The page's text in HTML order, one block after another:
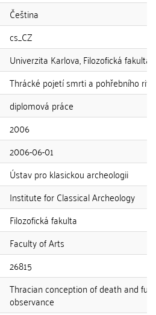
Čeština
cs_CZ
Univerzita Karlova, Filozofická fakulta
Thrácké pojetí smrti a pohřebního ritu
diplomová práce
2006
2006-06-01
Ústav pro klasickou archeologii
Institute for Classical Archeology
Filozofická fakulta
Faculty of Arts
26815
Thracian conception of death and
observance